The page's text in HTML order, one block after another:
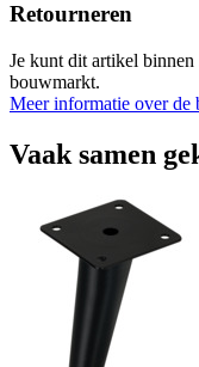
Retourneren
Je kunt dit artikel
bouwmarkt.
Meer informatie over de
Vaak samen